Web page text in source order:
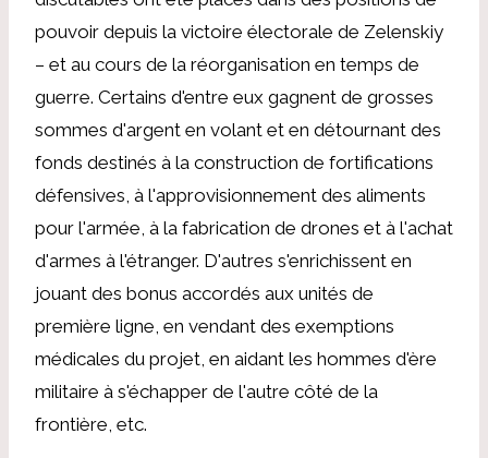
pouvoir depuis la victoire électorale de Zelenskiy
– et au cours de la réorganisation en temps de
guerre. Certains d'entre eux gagnent de grosses
sommes d'argent en volant et en détournant des
fonds destinés à la construction de fortifications
défensives, à l'approvisionnement des aliments
pour l'armée, à la fabrication de drones et à l'achat
d'armes à l'étranger. D'autres s'enrichissent en
jouant des bonus accordés aux unités de
première ligne, en vendant des exemptions
médicales du projet, en aidant les hommes d'ère
militaire à s'échapper de l'autre côté de la
frontière, etc.